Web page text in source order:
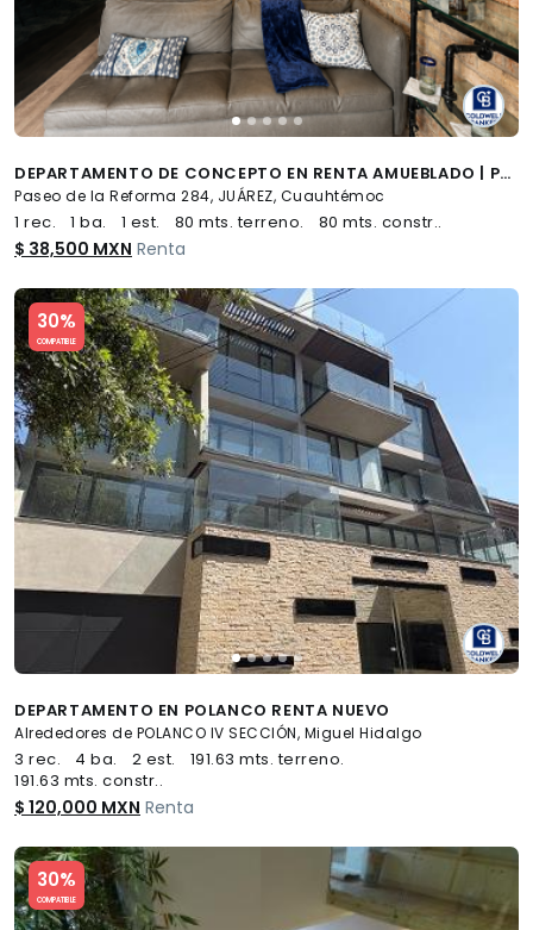
DEPARTAMENTO DE CONCEPTO EN RENTA AMUEBLADO | PASEO DE LA REFORMA CDMX
Paseo de la Reforma 284, JUÁREZ, Cuauhtémoc
1 rec. 1 ba. 1 est. 80 mts. terreno. 80 mts. constr..
$ 38,500 MXN Renta
30%
COMPATIBLE
Slide 1 of 5
DEPARTAMENTO EN POLANCO RENTA NUEVO
Alrededores de POLANCO IV SECCIÓN, Miguel Hidalgo
3 rec. 4 ba. 2 est.
191.63 mts. terreno.
191.63 mts. constr..
$ 120,000 MXN Renta
30%
COMPATIBLE
Slide 1 of 5